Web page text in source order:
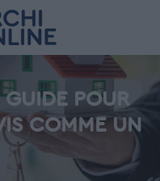
GUIDE POUR
COMME UN